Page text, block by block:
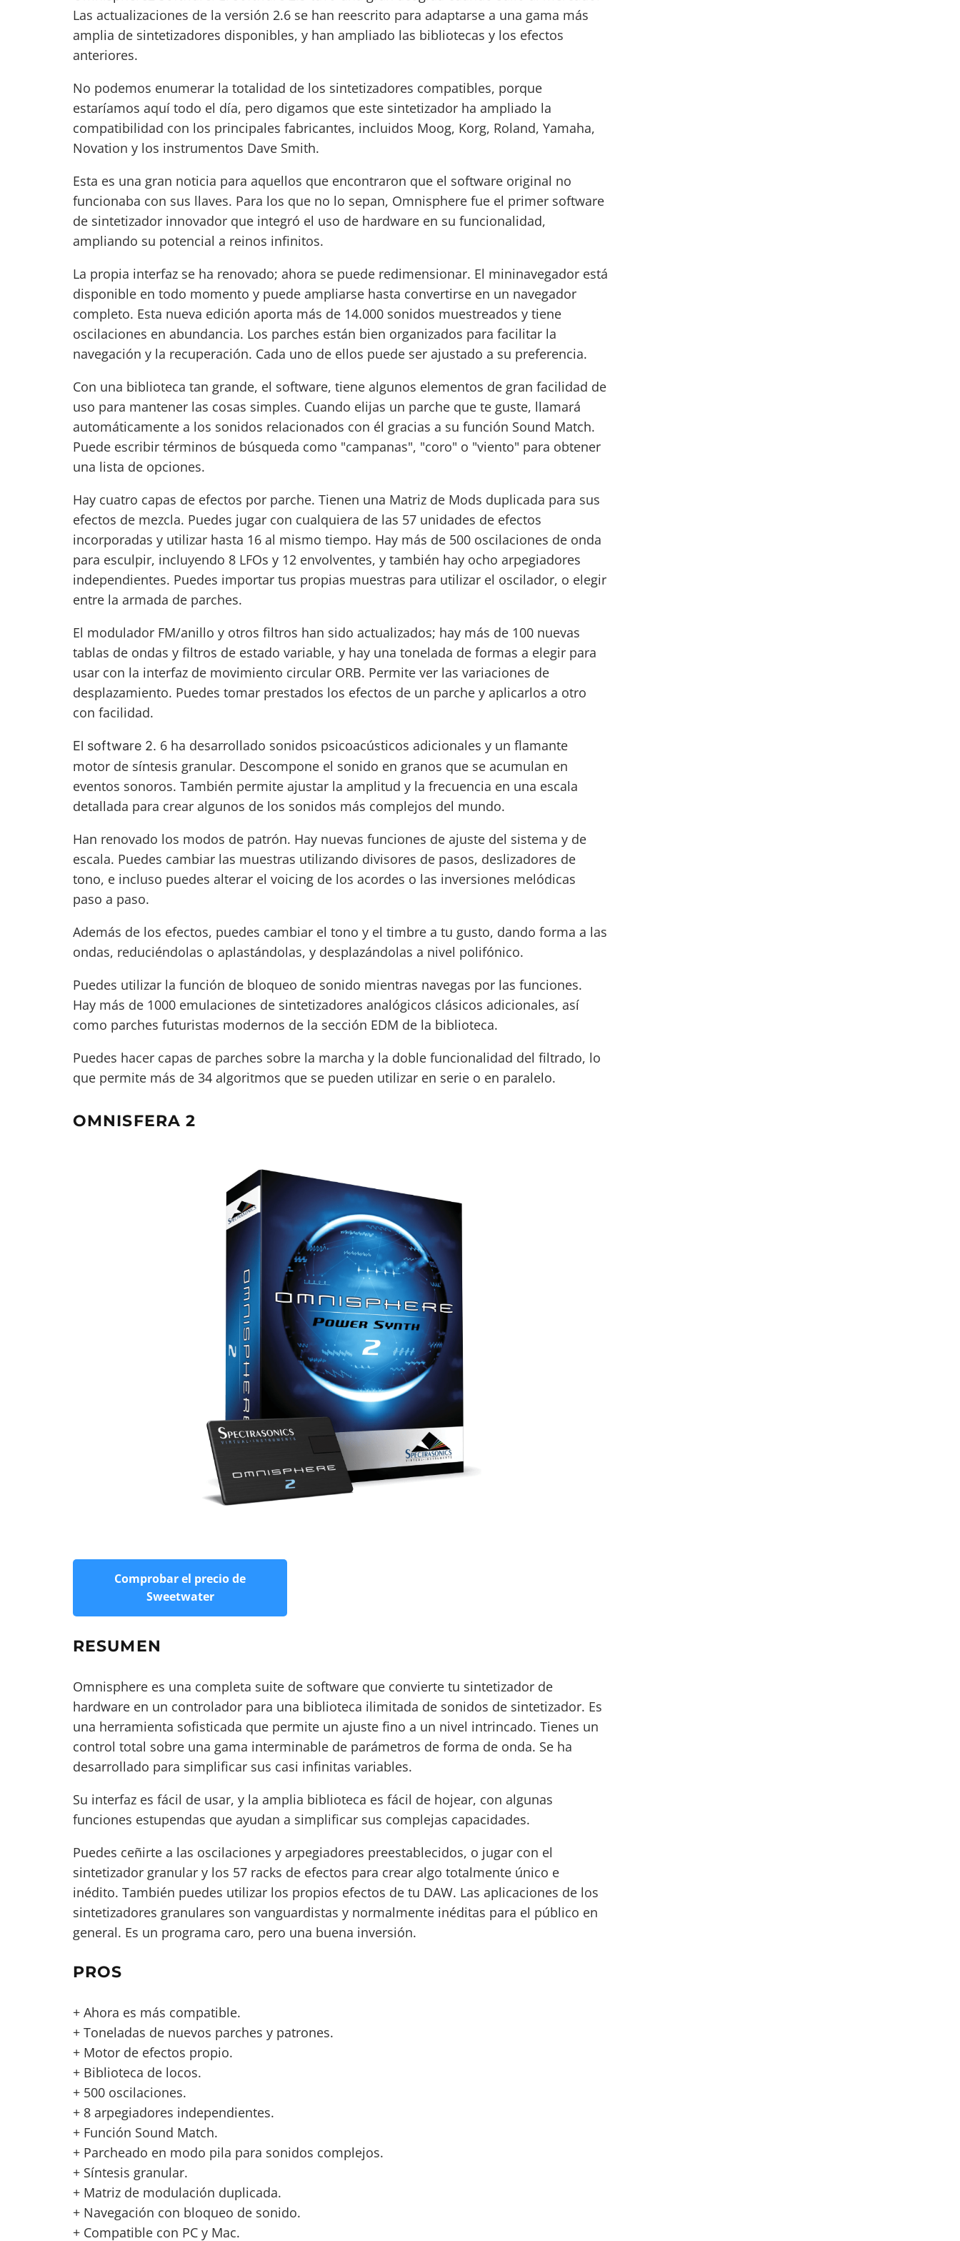
Las actualizaciones de la versión 2.6 se han reescrito para adaptarse a una gama más
amplia de sintetizadores disponibles, y han ampliado las bibliotecas y los efectos
anteriores.
No podemos enumerar la totalidad de los sintetizadores compatibles, porque
estaríamos aquí todo el día, pero digamos que este sintetizador ha ampliado la
compatibilidad con los principales fabricantes, incluidos Moog, Korg, Roland, Yamaha,
Novation y los instrumentos Dave Smith.
Esta es una gran noticia para aquellos que encontraron que el software original no
funcionaba con sus llaves. Para los que no lo sepan, Omnisphere fue el primer software
de sintetizador innovador que integró el uso de hardware en su funcionalidad,
ampliando su potencial a reinos infinitos.
La propia interfaz se ha renovado; ahora se puede redimensionar. El mininavegador está
disponible en todo momento y puede ampliarse hasta convertirse en un navegador
completo. Esta nueva edición aporta más de 14.000 sonidos muestreados y tiene
oscilaciones en abundancia. Los parches están bien organizados para facilitar la
navegación y la recuperación. Cada uno de ellos puede ser ajustado a su preferencia.
Con una biblioteca tan grande, el software, tiene algunos elementos de gran facilidad de
uso para mantener las cosas simples. Cuando elijas un parche que te guste, llamará
automáticamente a los sonidos relacionados con él gracias a su función Sound Match.
Puede escribir términos de búsqueda como "campanas", "coro" o "viento" para obtener
una lista de opciones.
Hay cuatro capas de efectos por parche. Tienen una Matriz de Mods duplicada para sus
efectos de mezcla. Puedes jugar con cualquiera de las 57 unidades de efectos
incorporadas y utilizar hasta 16 al mismo tiempo. Hay más de 500 oscilaciones de onda
para esculpir, incluyendo 8 LFOs y 12 envolventes, y también hay ocho arpegiadores
independientes. Puedes importar tus propias muestras para utilizar el oscilador, o elegir
entre la armada de parches.
El modulador FM/anillo y otros filtros han sido actualizados; hay más de 100 nuevas
tablas de ondas y filtros de estado variable, y hay una tonelada de formas a elegir para
usar con la interfaz de movimiento circular ORB. Permite ver las variaciones de
desplazamiento. Puedes tomar prestados los efectos de un parche y aplicarlos a otro
con facilidad.
El software 2. 6 ha desarrollado sonidos psicoacústicos adicionales y un flamante
motor de síntesis granular. Descompone el sonido en granos que se acumulan en
eventos sonoros. También permite ajustar la amplitud y la frecuencia en una escala
detallada para crear algunos de los sonidos más complejos del mundo.
Han renovado los modos de patrón. Hay nuevas funciones de ajuste del sistema y de
escala. Puedes cambiar las muestras utilizando divisores de pasos, deslizadores de
tono, e incluso puedes alterar el voicing de los acordes o las inversiones melódicas
paso a paso.
Además de los efectos, puedes cambiar el tono y el timbre a tu gusto, dando forma a las
ondas, reduciéndolas o aplastándolas, y desplazándolas a nivel polifónico.
Puedes utilizar la función de bloqueo de sonido mientras navegas por las funciones.
Hay más de 1000 emulaciones de sintetizadores analógicos clásicos adicionales, así
como parches futuristas modernos de la sección EDM de la biblioteca.
Puedes hacer capas de parches sobre la marcha y la doble funcionalidad del filtrado, lo
que permite más de 34 algoritmos que se pueden utilizar en serie o en paralelo.
OMNISFERA 2
Comprobar el precio de
Sweetwater
RESUMEN
Omnisphere es una completa suite de software que convierte tu sintetizador de
hardware en un controlador para una biblioteca ilimitada de sonidos de sintetizador. Es
una herramienta sofisticada que permite un ajuste fino a un nivel intrincado. Tienes un
control total sobre una gama interminable de parámetros de forma de onda. Se ha
desarrollado para simplificar sus casi infinitas variables.
Su interfaz es fácil de usar, y la amplia biblioteca es fácil de hojear, con algunas
funciones estupendas que ayudan a simplificar sus complejas capacidades.
Puedes ceñirte a las oscilaciones y arpegiadores preestablecidos, o jugar con el
sintetizador granular y los 57 racks de efectos para crear algo totalmente único e
inédito. También puedes utilizar los propios efectos de tu DAW. Las aplicaciones de los
sintetizadores granulares son vanguardistas y normalmente inéditas para el público en
general. Es un programa caro, pero una buena inversión.
PROS
+ Ahora es más compatible.
+ Toneladas de nuevos parches y patrones.
+ Motor de efectos propio.
+ Biblioteca de locos.
+ 500 oscilaciones.
+ 8 arpegiadores independientes.
+ Función Sound Match.
+ Parcheado en modo pila para sonidos complejos.
+ Síntesis granular.
+ Matriz de modulación duplicada.
+ Navegación con bloqueo de sonido.
+ Compatible con PC y Mac.